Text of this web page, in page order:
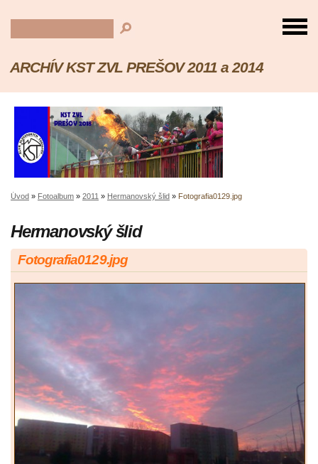
ARCHÍV KST ZVL PREŠOV 2011 a 2014
Úvod » Fotoalbum » 2011 » Hermanovský šlid » Fotografia0129.jpg
Hermanovský šlid
Fotografia0129.jpg